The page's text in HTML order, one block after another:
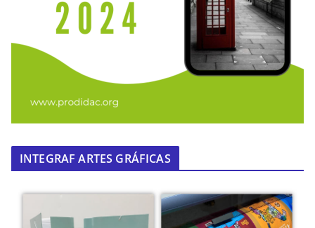
INTEGRAF ARTES GRÁFICAS